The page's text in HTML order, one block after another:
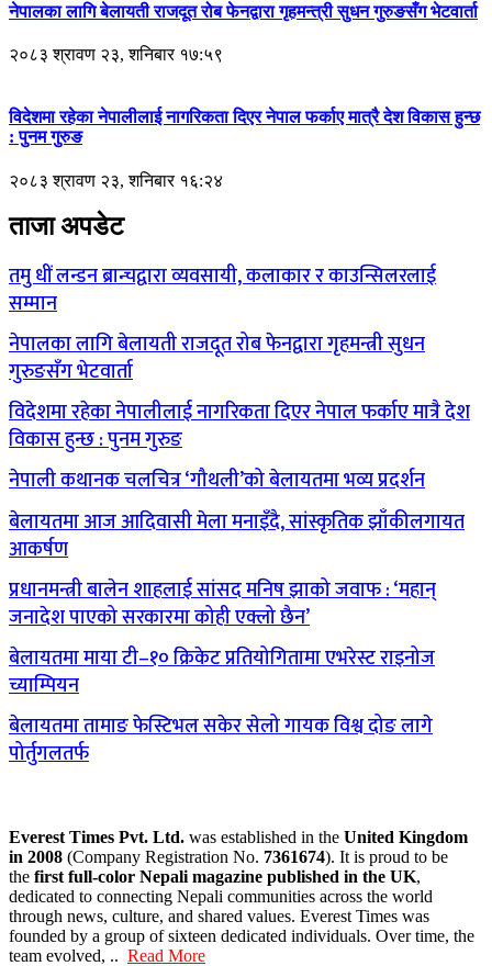
नेपालका लागि बेलायती राजदूत रोब फेनद्वारा गृहमन्त्री सुधन गुरुङसँग भेटवार्ता
२०८३ श्रावण २३, शनिबार १७:५९
विदेशमा रहेका नेपालीलाई नागरिकता दिएर नेपाल फर्काए मात्रै देश विकास हुन्छ
: पुनम गुरुङ
२०८३ श्रावण २३, शनिबार १६:२४
ताजा अपडेट
तमु धीं लन्डन ब्रान्चद्वारा व्यवसायी, कलाकार र काउन्सिलरलाई
सम्मान
नेपालका लागि बेलायती राजदूत रोब फेनद्वारा गृहमन्त्री सुधन
गुरुङसँग भेटवार्ता
विदेशमा रहेका नेपालीलाई नागरिकता दिएर नेपाल फर्काए मात्रै देश
विकास हुन्छ : पुनम गुरुङ
नेपाली कथानक चलचित्र ‘गौथली’को बेलायतमा भव्य प्रदर्शन
बेलायतमा आज आदिवासी मेला मनाइँदै, सांस्कृतिक झाँकीलगायत
आकर्षण
प्रधानमन्त्री बालेन शाहलाई सांसद मनिष झाको जवाफ : ‘महान्
जनादेश पाएको सरकारमा कोही एक्लो छैन’
बेलायतमा माया टी–१० क्रिकेट प्रतियोगितामा एभरेस्ट राइनोज
च्याम्पियन
बेलायतमा तामाङ फेस्टिभल सकेर सेलो गायक विश्व दोङ लागे
पोर्तुगलतर्फ
Everest Times Pvt. Ltd. was established in the United Kingdom
in 2008 (Company Registration No. 7361674). It is proud to be
the first full-color Nepali magazine published in the UK,
dedicated to connecting Nepali communities across the world
through news, culture, and shared values. Everest Times was
founded by a group of sixteen dedicated individuals. Over time, the
team evolved, .. Read More